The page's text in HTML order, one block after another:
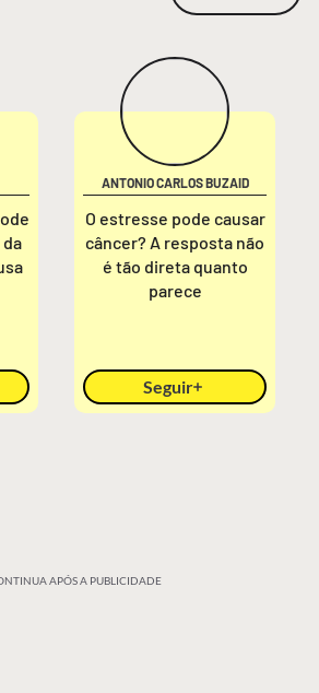
ANTONIO CARLOS BUZAID
O estresse pode causar
câncer? A resposta não
é tão direta quanto
parece
Seguir
APÓS A PUBLICIDADE